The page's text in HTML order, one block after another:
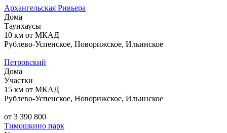
Архангельская Ривьера
Дома
Таунхаусы
10 км от МКАД
Рублево-Успенское, Новорижское, Ильинское
Петровский
Дома
Участки
15 км от МКАД
Рублево-Успенское, Новорижское, Ильинское
от 3 390 800
Тимошкино парк